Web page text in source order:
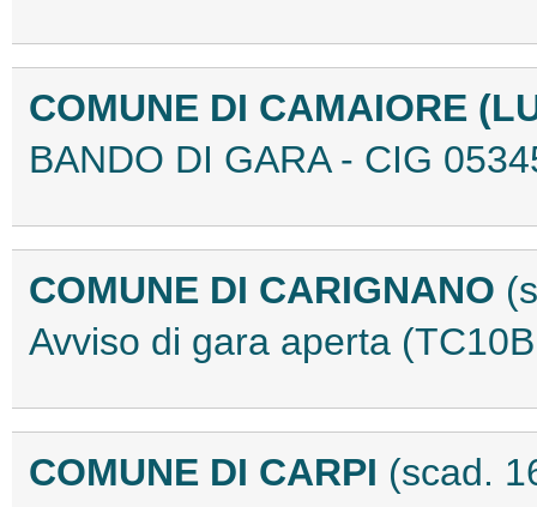
COMUNE DI CAMAIORE
BANDO DI GARA - CIG
COMUNE DI CARIGNANO
Avviso di gara aperta
COMUNE DI CARPI (scad.